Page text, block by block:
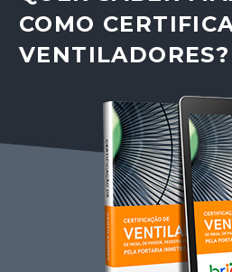
COMO
VENTILADORES?